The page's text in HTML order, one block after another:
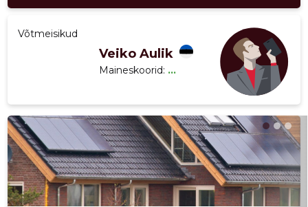
Võtmeisikud
Veiko Aulik
Maineskoorid: ...